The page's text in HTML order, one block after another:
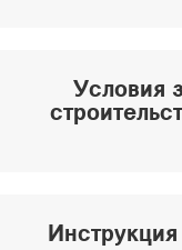
Условия